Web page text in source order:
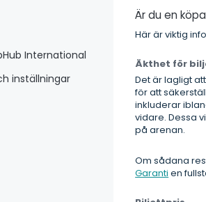
International
inställningar
Är du en
Här är viktig
Äkthet för
Det är lagligt
för att
inkluderar
vidare. Dessa
på arenan.
Om sådana
Garanti en